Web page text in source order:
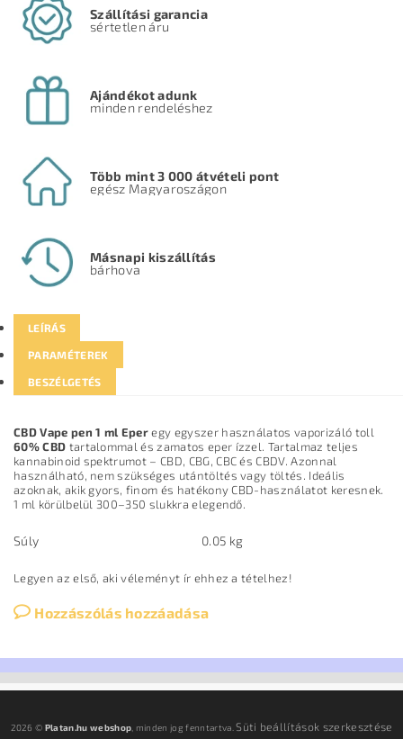
Szállítási garancia
sértetlen áru
Ajándékot adunk
minden rendeléshez
Több mint 3 000 átvételi pont
egész Magyaroszágon
Másnapi kiszállítás
bárhova
LEÍRÁS
PARAMÉTEREK
BESZÉLGETÉS
CBD Vape pen 1 ml Eperegy egyszer használatos vaporizáló toll
60% CBD tartalommal és zamatos eper ízzel. Tartalmaz teljes
kannabinoid spektrumot – CBD, CBG, CBC és CBDV. Azonnal
használható, nem szükséges utántöltés vagy töltés. Ideális
azoknak, akik gyors, finom és hatékony CBD-használatot keresnek.
1 ml körülbelül 300–350 slukkra elegendő.
Súly 0.05 kg
Legyen az első, aki véleményt ír ehhez a tételhez!
Hozzászólás hozzáadása
2026 © Platan.hu webshop , minden jog fenntartva.Süti beállítások szerkesztése